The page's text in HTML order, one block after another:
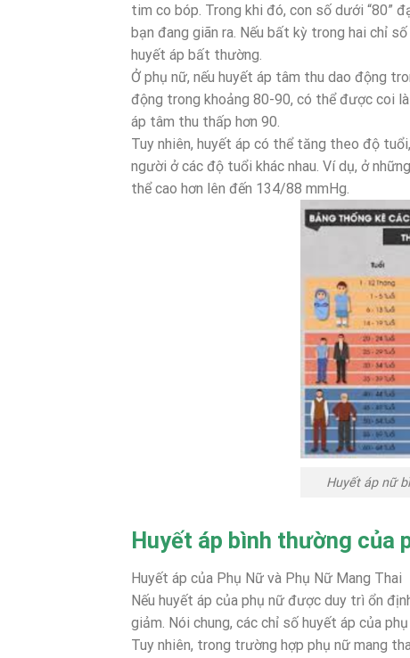
tim co bóp. Trong khi đó, con số dưới “80”
bạn đang giãn ra. Nếu bất kỳ trong hai chỉ
huyết áp bất thường.
Ở phụ nữ, nếu huyết áp tâm thu dao động
động trong khoảng 80-90, có thể được coi
áp tâm thu thấp hơn 90.
Tuy nhiên, huyết áp có thể tăng theo độ
người ở các độ tuổi khác nhau. Ví dụ, ở
thể cao hơn lên đến 134/88 mmHg.
Huyết áp nữ
Huyết áp bình thường của
Huyết áp của Phụ Nữ và Phụ Nữ Mang Thai
Nếu huyết áp của phụ nữ được duy trì ổn
giảm. Nói chung, các chỉ số huyết áp của
Tuy nhiên, trong trường hợp phụ nữ mang